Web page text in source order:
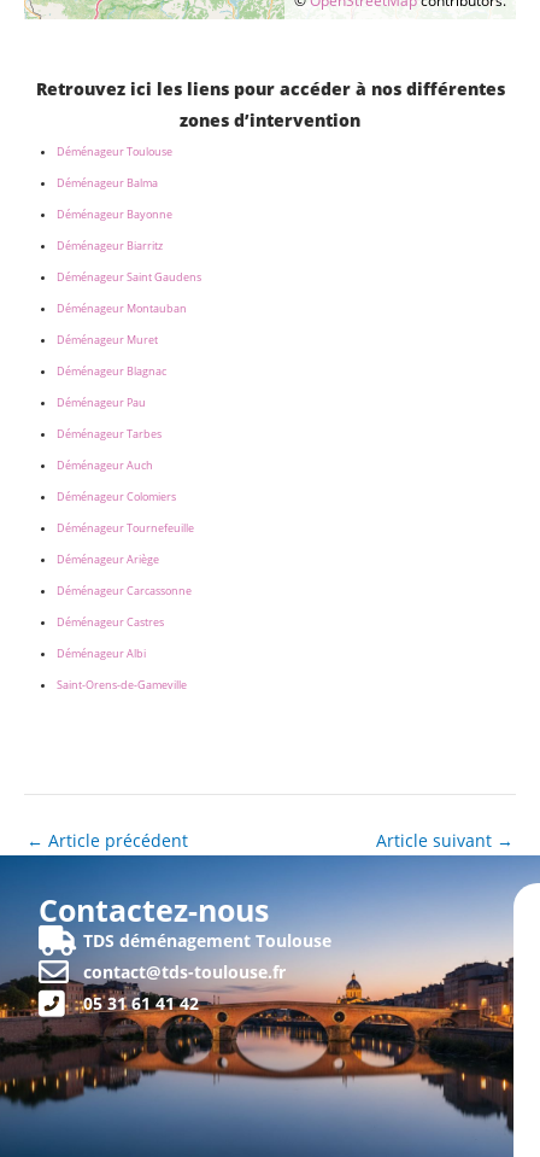
Retrouvez ici les liens pour accéder à nos différentes
zones d’intervention
Déménageur Toulouse
Déménageur Balma
Déménageur Bayonne
Déménageur Biarritz
Déménageur Saint Gaudens
Déménageur Montauban
Déménageur Muret
Déménageur Blagnac
Déménageur Pau
Déménageur Tarbes
Déménageur Auch
Déménageur Colomiers
Déménageur Tournefeuille
Déménageur Ariège
Déménageur Carcassonne
Déménageur Castres
Déménageur Albi
Saint-Orens-de-Gameville
← Article précédent Article suivant →
Contactez-nous
TDS déménagement Toulouse
contact@tds-toulouse.fr
05 31 61 41 42